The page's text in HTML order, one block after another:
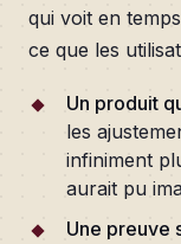
qui voit en
ce que les
Un produit
les
infiniment
aurait pu
Une preuve